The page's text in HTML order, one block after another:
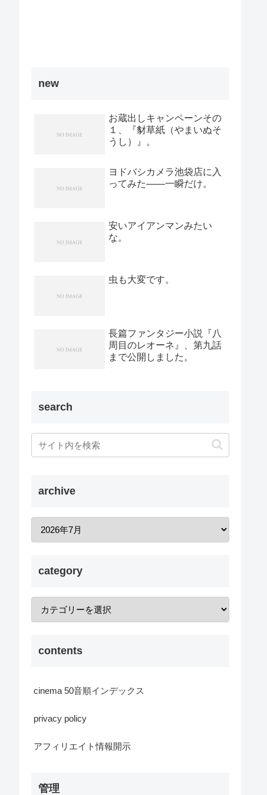
new
お蔵出しキャンペーンその
１、『豺草紙（やまいぬそ
うし）』。
ヨドバシカメラ池袋店に入
ってみた――一瞬だけ。
安いアイアンマンみたい
な。
虫も大変です。
長篇ファンタジー小説『八
周目のレオーネ』、第九話
まで公開しました。
search
archive
category
contents
cinema 50音順インデックス
privacy policy
アフィリエイト情報開示
管理